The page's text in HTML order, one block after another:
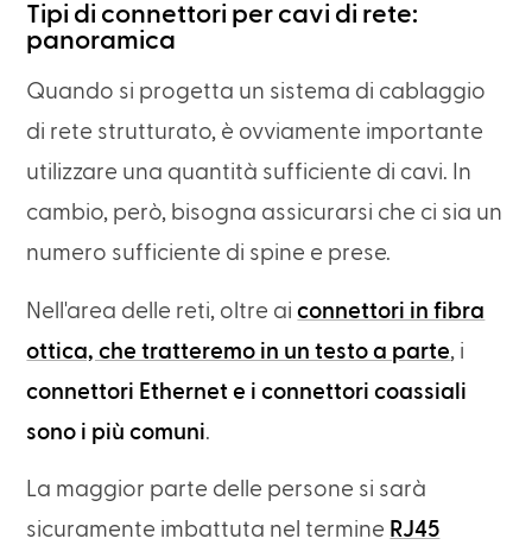
Tipi di connettori per cavi di rete:
panoramica
Quando si progetta un sistema di cablaggio
di rete strutturato, è ovviamente importante
utilizzare una quantità sufficiente di cavi. In
cambio, però, bisogna assicurarsi che ci sia un
numero sufficiente di spine e prese.
Nell'area delle reti, oltre aiconnettori in fibra
ottica, che tratteremo in un testo a parte, i
connettori Ethernet e i connettori coassiali
sono i più comuni.
La maggior parte delle persone si sarà
sicuramente imbattuta nel termine RJ45